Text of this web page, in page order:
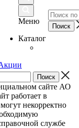
Меню
Каталог
сайте АО
работает в
некорректно
службе